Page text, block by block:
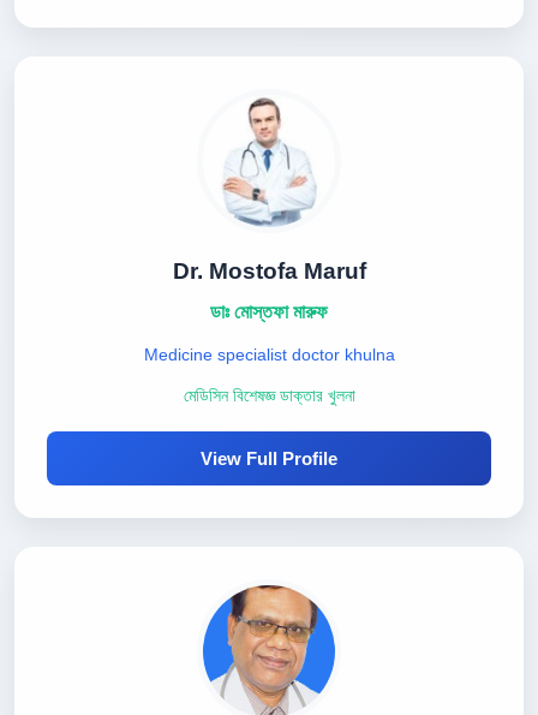
Dr. Mostofa Maruf
ডাঃ মোস্তফা মারুফ
Medicine specialist doctor khulna
মেডিসিন বিশেষজ্ঞ ডাক্তার খুলনা
View Full Profile